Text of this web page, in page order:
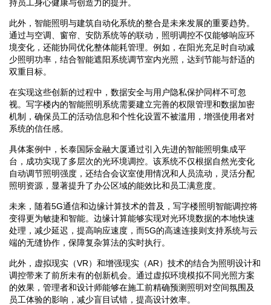
持员工身心健康与创造力的提升。
此外，智能照明与建筑自动化系统的整合是未来发展的重要趋势。
通过与空调、窗帘、安防系统等的联动，照明调控不仅能够响应环
境变化，还能协同优化整体能耗管理。例如，在阳光充足时自动减
少照明功率，结合智能遮阳系统调节室内光照，达到节能与舒适的
双重目标。
在实现这些创新的过程中，数据安全与用户隐私保护同样不可忽
视。写字楼内的智能照明系统需要建立完善的权限管理和数据加密
机制，确保员工的活动信息和个性化设置不被滥用，增强使用者对
系统的信任感。
具体案例中，长泰国际金融大厦通过引入先进的智能照明集成平
台，成功实现了多层次的光环境调控。该系统不仅根据自然光变化
自动调节照明强度，还结合会议室使用情况和人员流动，灵活分配
照明资源，显著提升了办公区域的能效比和员工满意度。
未来，随着5G通信和边缘计算技术的普及，写字楼照明智能调控将
变得更为敏捷和智能。边缘计算能够实现对光环境数据的本地快速
处理，减少延迟，提高响应速度，而5G的高速连接则支持系统与云
端的无缝协作，保障复杂算法的实时执行。
此外，虚拟现实（VR）和增强现实（AR）技术的结合为照明设计和
调控带来了前所未有的创新机会。通过虚拟环境模拟不同光照方案
的效果，管理者和设计师能够在施工前精确预测照明对空间氛围及
员工体验的影响，减少盲目试错，提高设计效率。